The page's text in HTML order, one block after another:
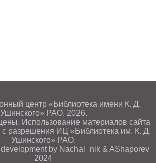
центр «Библиотека имени К. Д.
Ушинского» РАО, 2026.
Использование материалов сайта
с разрешения ИЦ «Библиотека им. К. Д.
Ушинского» РАО.
by Nachal_nik & AShaporev
2024